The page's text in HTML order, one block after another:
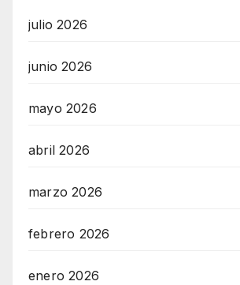
julio 2026
junio 2026
mayo 2026
abril 2026
marzo 2026
febrero 2026
enero 2026